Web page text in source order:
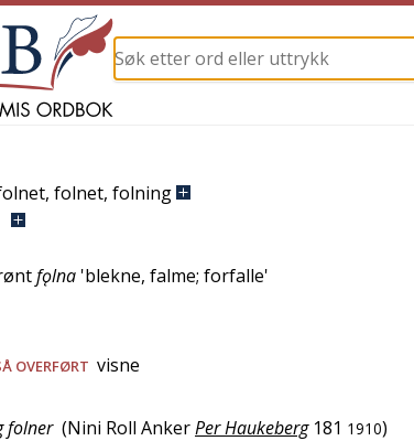
, folnet, folning
fǫlna 'blekne, falme; forfalle'
OVERFØRT visne
folner (Nini Roll AnkerPer Haukeberg 181 1910)